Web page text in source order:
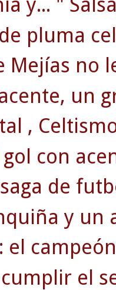
y... "
pluma
Mejías no
un
,
gol con
de
y un
el
el